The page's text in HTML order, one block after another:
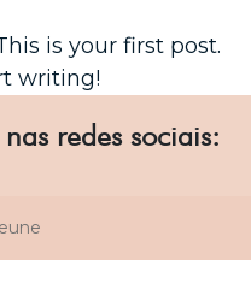
is your first post.
writing!
redes sociais: